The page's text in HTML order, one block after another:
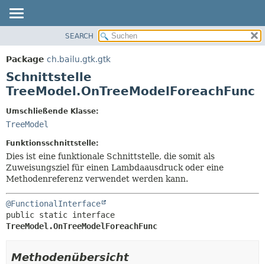
PACKAGE
KLASSE
BAUM
INDEX
KONSTRUKTOR
METHODE
SEARCH
Package ch.bailu.gtk.gtk
Schnittstelle
TreeModel.OnTreeModelForeachFunc
Umschließende Klasse:
TreeModel
Funktionsschnittstelle:
Dies ist eine funktionale Schnittstelle, die somit als
Zuweisungsziel für einen Lambdaausdruck oder eine
Methodenreferenz verwendet werden kann.
@FunctionalInterface
TreeModel.OnTreeModelForeachFunc
Methodenübersicht